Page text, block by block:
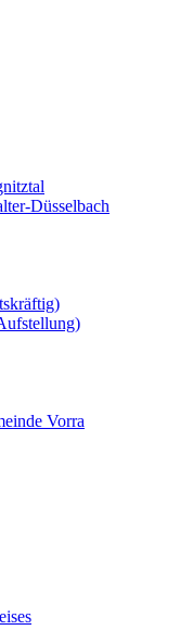
Düsselbach
Vorra